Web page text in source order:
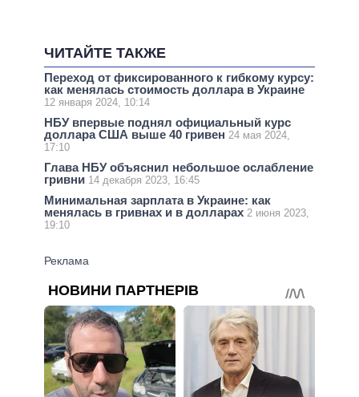
ЧИТАЙТЕ ТАКЖЕ
Переход от фиксированного к гибкому курсу:
как менялась стоимость доллара в Украине
12 января 2024, 10:14
НБУ впервые поднял официальный курс
доллара США выше 40 гривен 24 мая 2024,
17:10
Глава НБУ объяснил небольшое ослабление
гривни 14 декабря 2023, 16:45
Минимальная зарплата в Украине: как
менялась в гривнах и в долларах 2 июня 2023,
19:10